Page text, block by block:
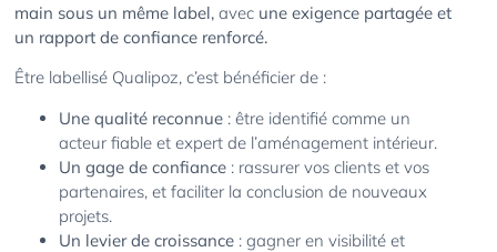
main sous un même label, avec une exigence partagée et
un rapport de confiance renforcé.
Être labellisé Qualipoz, c’est bénéficier de :
Une qualité reconnue : être identifié comme un
acteur fiable et expert de l’aménagement intérieur.
Un gage de confiance : rassurer vos clients et vos
partenaires, et faciliter la conclusion de nouveaux
projets.
Un levier de croissance : gagner en visibilité et